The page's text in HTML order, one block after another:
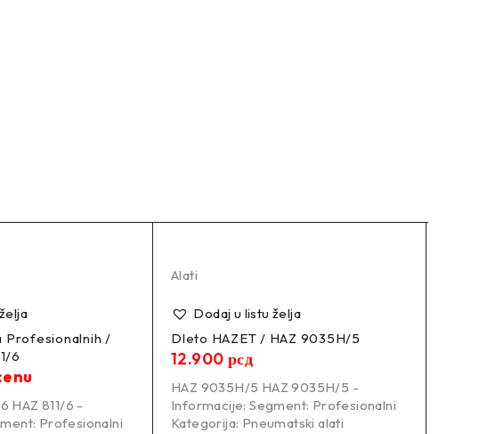
Profesionalnih /
6
HAZ 811/6 -
Profesionalni
Alati
Dodaj u listu želja
Dleto HAZET / HAZ 9035H/5
12.900 рсд
HAZ 9035H/5 HAZ 9035H/5 -
Informacije: Segment: Profesionalni
Kategorija: Pneumatski alati